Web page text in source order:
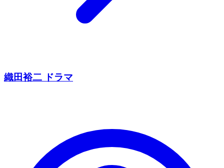
織田裕二 ドラマ